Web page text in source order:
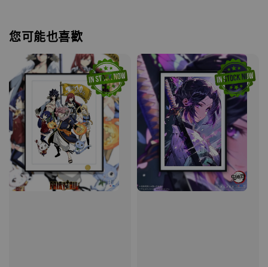
您可能也喜歡